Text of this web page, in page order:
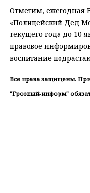
Отметим, ежегодная
«Полицейский Дед
текущего года до 10
правовое
воспитание
Все права защищены.
"Грозный-информ"